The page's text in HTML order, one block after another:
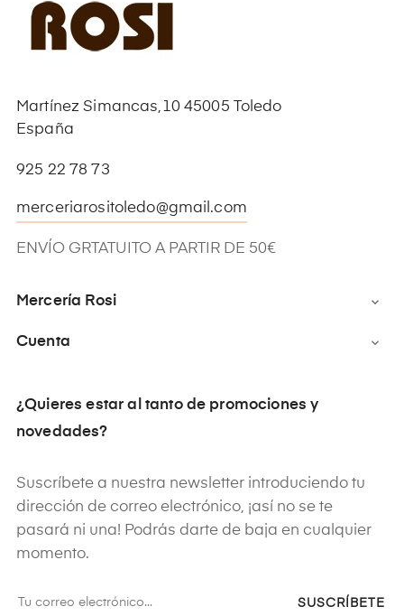
Martínez Simancas,10 45005 Toledo
España
925 22 78 73
merceriarositoledo@gmail.com
ENVÍO GRTATUITO A PARTIR DE 50€
Mercería Rosi 
Cuenta 
¿Quieres estar al tanto de promociones y
novedades?
Suscríbete a nuestra newsletter introduciendo tu
dirección de correo electrónico, ¡así no se te
pasará ni una! Podrás darte de baja en cualquier
momento.
SUSCRÍBETE